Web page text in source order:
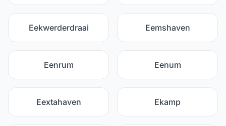
Eekwerderdraai Eemshaven
Eenrum Eenum
Eextahaven Ekamp